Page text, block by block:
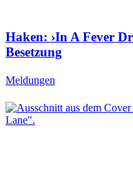
Haken: ›In A Fever
Besetzung
Meldungen